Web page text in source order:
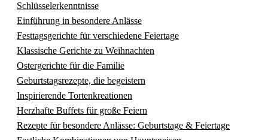
Schlüsselerkenntnisse
Einführung in besondere Anlässe
Festtagsgerichte für verschiedene Feiertage
Klassische Gerichte zu Weihnachten
Ostergerichte für die Familie
Geburtstagsrezepte, die begeistern
Inspirierende Tortenkreationen
Herzhafte Buffets für große Feiern
Rezepte für besondere Anlässe: Geburtstage & Feiertage